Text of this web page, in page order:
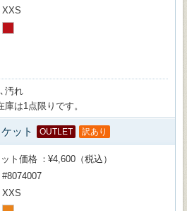
XXS
汚れ
庫は1点限りです。
ット OUTLET 訳あり
ト価格
¥4,600（税込）
#8074007
XXS